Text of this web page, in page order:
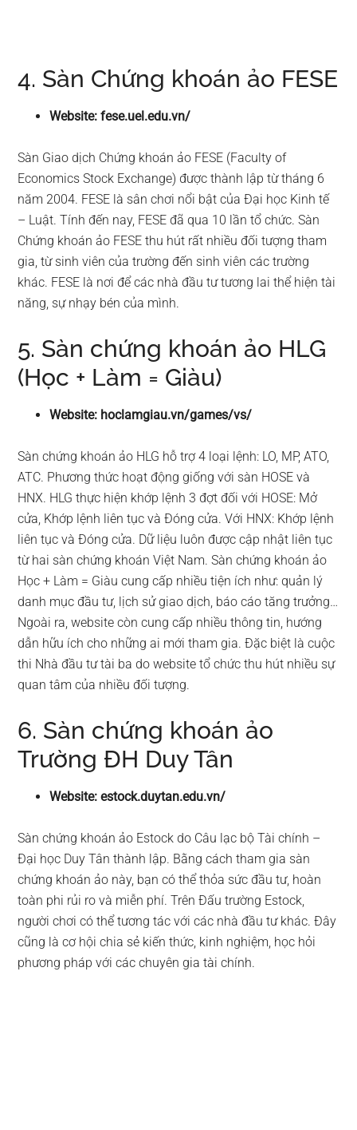
4. Sàn Chứng khoán ảo FESE
Website: fese.uel.edu.vn/
Sàn Giao dịch Chứng khoán ảo FESE (Faculty of
Economics Stock Exchange) được thành lập từ tháng 6
năm 2004. FESE là sân chơi nổi bật của Đại học Kinh tế
– Luật. Tính đến nay, FESE đã qua 10 lần tổ chức. Sàn
Chứng khoán ảo FESE thu hút rất nhiều đối tượng tham
gia, từ sinh viên của trường đến sinh viên các trường
khác. FESE là nơi để các nhà đầu tư tương lai thể hiện tài
năng, sự nhạy bén của mình.
5. Sàn chứng khoán ảo HLG
(Học + Làm = Giàu)
Website: hoclamgiau.vn/games/vs/
Sàn chứng khoán ảo HLG hỗ trợ 4 loại lệnh: LO, MP, ATO,
ATC. Phương thức hoạt động giống với sàn HOSE và
HNX. HLG thực hiện khớp lệnh 3 đợt đối với HOSE: Mở
cửa, Khớp lệnh liên tục và Đóng cửa. Với HNX: Khớp lệnh
liên tục và Đóng cửa. Dữ liệu luôn được cập nhật liên tục
từ hai sàn chứng khoán Việt Nam. Sàn chứng khoán ảo
Học + Làm = Giàu cung cấp nhiều tiện ích như: quản lý
danh mục đầu tư, lịch sử giao dịch, báo cáo tăng trưởng…
Ngoài ra, website còn cung cấp nhiều thông tin, hướng
dẫn hữu ích cho những ai mới tham gia. Đặc biệt là cuộc
thi Nhà đầu tư tài ba do website tổ chức thu hút nhiều sự
quan tâm của nhiều đối tượng.
6. Sàn chứng khoán ảo
Trường ĐH Duy Tân
Website: estock.duytan.edu.vn/
Sàn chứng khoán ảo Estock do Câu lạc bộ Tài chính –
Đại học Duy Tân thành lập. Bằng cách tham gia sàn
chứng khoán ảo này, bạn có thể thỏa sức đầu tư, hoàn
toàn phi rủi ro và miễn phí. Trên Đấu trường Estock,
người chơi có thể tương tác với các nhà đầu tư khác. Đây
cũng là cơ hội chia sẻ kiến thức, kinh nghiệm, học hỏi
phương pháp với các chuyên gia tài chính.